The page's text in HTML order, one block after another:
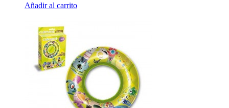
Añadir al carrito